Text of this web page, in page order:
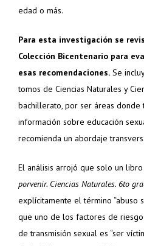
edad o más.
Para esta investigación se
Colección Bicentenario para
esas recomendaciones. Se
tomos de Ciencias Naturales y
bachillerato, por ser áreas
información sobre educación
recomienda un abordaje
El análisis arrojó que solo un
porvenir. Ciencias Naturales. 6to
explícitamente el término “abuso
que uno de los factores de
de transmisión sexual es “ser